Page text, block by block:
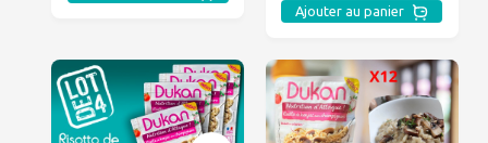
Ajouter au panier